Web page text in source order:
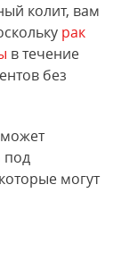
колит, вам
рак
в течение
без
под
могут